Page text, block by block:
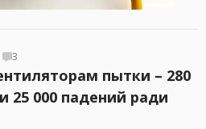
3
пытки – 280
25 000 падений ради